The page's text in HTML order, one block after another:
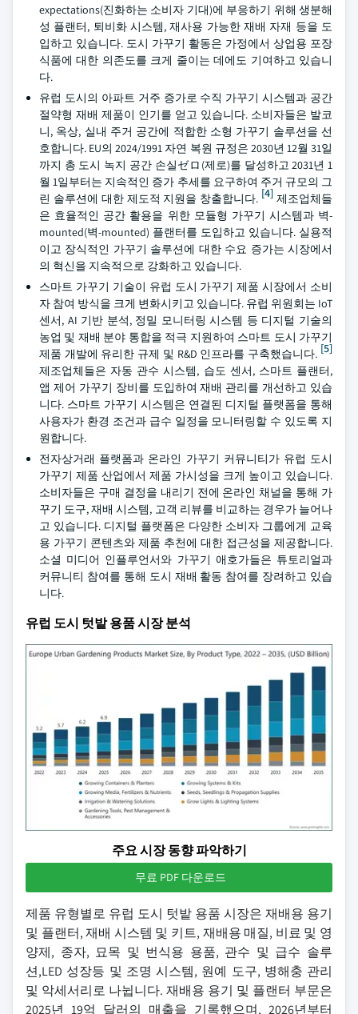
expectations(진화하는 소비자 기대)에 부응하기 위해 생분해
성 플랜터, 퇴비화 시스템, 재사용 가능한 재배 자재 등을 도
입하고 있습니다. 도시 가꾸기 활동은 가정에서 상업용 포장
식품에 대한 의존도를 크게 줄이는 데에도 기여하고 있습니
다.
유럽 도시의 아파트 거주 증가로 수직 가꾸기 시스템과 공간
절약형 재배 제품이 인기를 얻고 있습니다. 소비자들은 발코
니, 옥상, 실내 주거 공간에 적합한 소형 가꾸기 솔루션을 선
호합니다. EU의 2024/1991 자연 복원 규정은 2030년 12월 31일
까지 총 도시 녹지 공간 손실ゼロ(제로)를 달성하고 2031년 1
월 1일부터는 지속적인 증가 추세를 요구하여 주거 규모의 그
린 솔루션에 대한 제도적 지원을 창출합니다. [4] 제조업체들
은 효율적인 공간 활용을 위한 모듈형 가꾸기 시스템과 벽-
mounted(벽-mounted) 플랜터를 도입하고 있습니다. 실용적
이고 장식적인 가꾸기 솔루션에 대한 수요 증가는 시장에서
의 혁신을 지속적으로 강화하고 있습니다.
스마트 가꾸기 기술이 유럽 도시 가꾸기 제품 시장에서 소비
자 참여 방식을 크게 변화시키고 있습니다. 유럽 위원회는 IoT
센서, AI 기반 분석, 정밀 모니터링 시스템 등 디지털 기술의
농업 및 재배 분야 통합을 적극 지원하여 스마트 도시 가꾸기
제품 개발에 유리한 규제 및 R&D 인프라를 구축했습니다. [5]
제조업체들은 자동 관수 시스템, 습도 센서, 스마트 플랜터,
앱 제어 가꾸기 장비를 도입하여 재배 관리를 개선하고 있습
니다. 스마트 가꾸기 시스템은 연결된 디지털 플랫폼을 통해
사용자가 환경 조건과 급수 일정을 모니터링할 수 있도록 지
원합니다.
전자상거래 플랫폼과 온라인 가꾸기 커뮤니티가 유럽 도시
가꾸기 제품 산업에서 제품 가시성을 크게 높이고 있습니다.
소비자들은 구매 결정을 내리기 전에 온라인 채널을 통해 가
꾸기 도구, 재배 시스템, 고객 리뷰를 비교하는 경우가 늘어나
고 있습니다. 디지털 플랫폼은 다양한 소비자 그룹에게 교육
용 가꾸기 콘텐츠와 제품 추천에 대한 접근성을 제공합니다.
소셜 미디어 인플루언서와 가꾸기 애호가들은 튜토리얼과
커뮤니티 참여를 통해 도시 재배 활동 참여를 장려하고 있습
니다.
유럽 도시 텃밭 용품 시장 분석
주요 시장 동향 파악하기
무료 PDF 다운로드
제품 유형별로 유럽 도시 텃밭 용품 시장은 재배용 용기
및 플랜터, 재배 시스템 및 키트, 재배용 매질, 비료 및 영
양제, 종자, 묘목 및 번식용 용품, 관수 및 급수 솔루
션,LED 성장등 및 조명 시스템, 원예 도구, 병해충 관리
및 악세서리로 나뉩니다. 재배용 용기 및 플랜터 부문은
2025년 19억 달러의 매출을 기록했으며, 2026년부터